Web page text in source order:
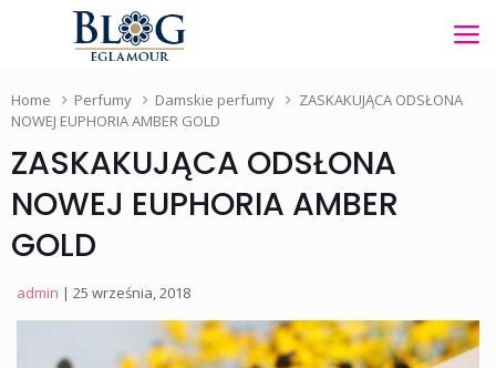
Home Perfumy Damskie perfumy
ZASKAKUJĄCA ODSŁONA
NOWEJ EUPHORIA AMBER GOLD
ZASKAKUJĄCA ODSŁONA
NOWEJ EUPHORIA AMBER
GOLD
admin | 25 września, 2018